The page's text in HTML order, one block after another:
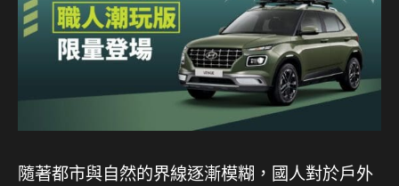
隨著都市與自然的界線逐漸模糊，國人對於戶外